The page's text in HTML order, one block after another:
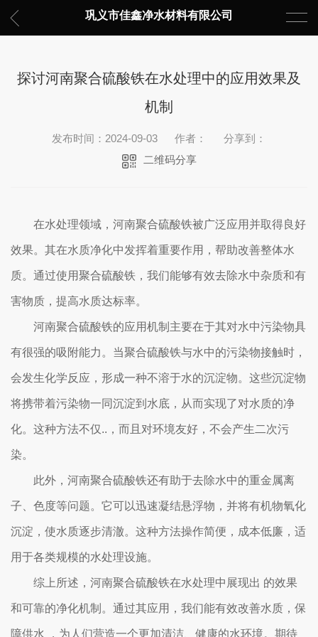
巩义市佳鑫净水材料有限公司
探讨河南聚合硫酸铁在水处理中的应用效果及
机制
发布时间：2024-09-03 作者：
分享到：
二维码分享
在水处理领域，河南聚合硫酸铁被广泛应用并取得良好
效果。其在水质净化中发挥着重要作用，帮助改善整体水
质。通过使用聚合硫酸铁，我们能够有效去除水中杂质和有
害物质，提高水质达标率。
河南聚合硫酸铁的应用机制主要在于其对水中污染物具
有很强的吸附能力。当聚合硫酸铁与水中的污染物接触时，
会发生化学反应，形成一种不溶于水的沉淀物。这些沉淀物
将携带着污染物一同沉淀到水底，从而实现了对水质的净
化。这种方法不仅..，而且对环境友好，不会产生二次污
染。
此外，河南聚合硫酸铁还有助于去除水中的重金属离
子、色度等问题。它可以迅速凝结悬浮物，并将有机物氧化
沉淀，使水质逐步清澈。这种方法操作简便，成本低廉，适
用于各类规模的水处理设施。
综上所述，河南聚合硫酸铁在水处理中展现出 的效果
和可靠的净化机制。通过其应用，我们能有效改善水质，保
障供水 ，为人们营造一个更加清洁、健康的水环境。期待